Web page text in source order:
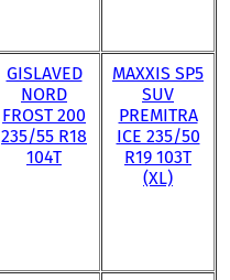
GISLAVED
NORD
FROST 200
235/55 R18
104T
MAXXIS SP5
SUV
PREMITRA
ICE 235/50
R19 103T
(XL)